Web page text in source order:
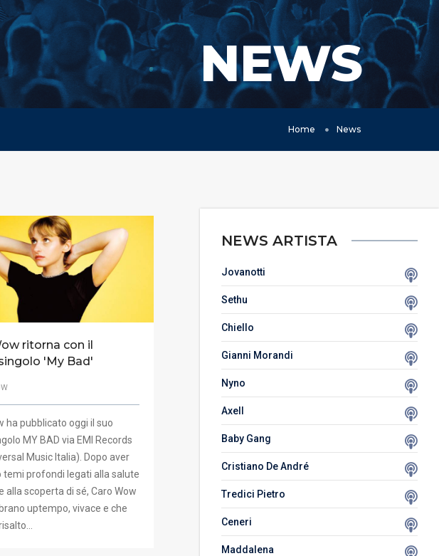
NEWS
Home News
ritorna con il
'My Bad'
ha pubblicato oggi il suo
MY BAD via EMI Records
Music Italia). Dopo aver
temi profondi legati alla salute
alla scoperta di sé, Caro Wow
uptempo, vivace e che
NEWS ARTISTA
Jovanotti
Sethu
Chiello
Gianni Morandi
Nyno
Axell
Baby Gang
Cristiano De André
Tredici Pietro
Ceneri
Maddalena